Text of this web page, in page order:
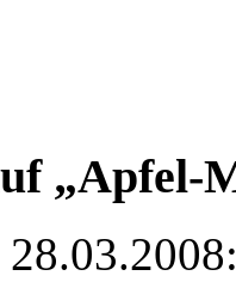
„Apfel-